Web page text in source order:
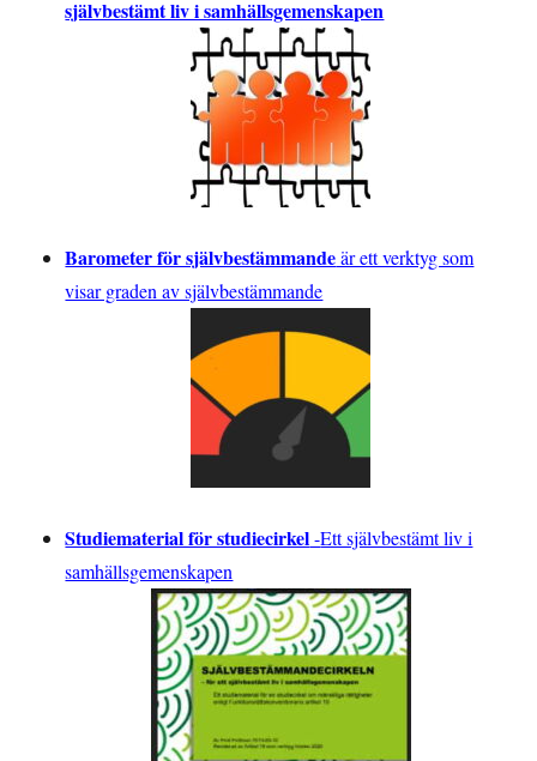
självbestämt liv i samhällsgemenskapen
Barometer för självbestämmandeär ett verktyg som
visar graden av självbestämmande
Studiematerial för studiecirkel-Ett självbestämt liv i
samhällsgemenskapen